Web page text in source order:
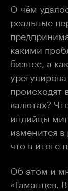
О чём
реальные
какими
бизнес, а
происходят
валютах?
индийцы
изменится
что в итоге
Об этом и
«Таманцев. В